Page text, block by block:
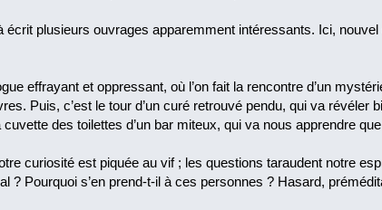
plusieurs ouvrages apparemment intéressants. Ici, nouvel
effrayant et oppressant, où l’on fait la rencontre d’un
Puis, c’est le tour d’un curé retrouvé pendu, qui va révéler
des toilettes d’un bar miteux, qui va nous apprendre
curiosité est piquée au vif ; les questions taraudent notre
? Pourquoi s’en prend-t-il à ces personnes ? Hasard,